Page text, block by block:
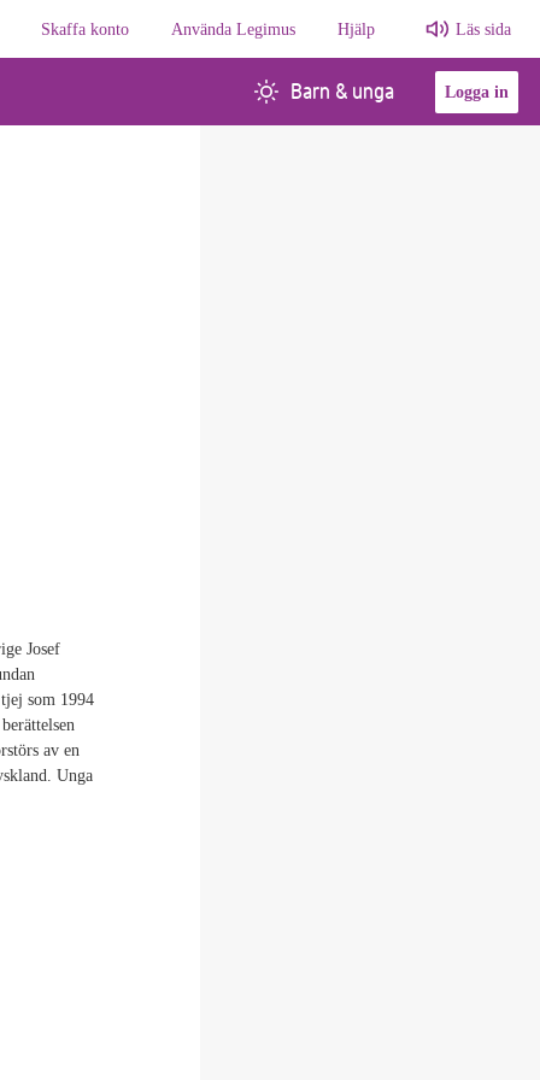
Skaffa konto Använda Legimus Hjälp Läs sida
Barn & unga Logga in
Josef
som 1994
av en
Unga